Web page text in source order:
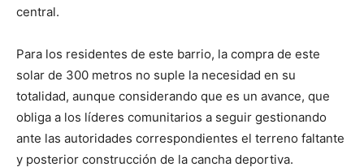
central.
Para los residentes de este barrio, la compra de este
solar de 300 metros no suple la necesidad en su
totalidad, aunque considerando que es un avance, que
obliga a los líderes comunitarios a seguir gestionando
ante las autoridades correspondientes el terreno faltante
y posterior construcción de la cancha deportiva.